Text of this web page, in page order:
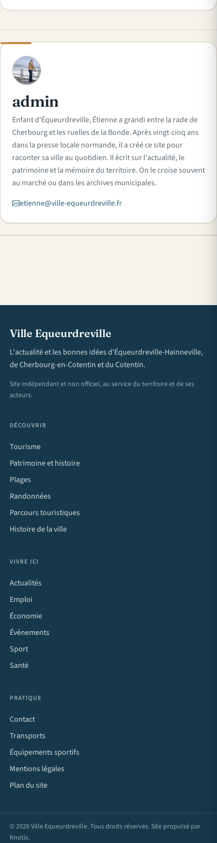
A
admin
Enfant d'Équeurdreville, Étienne a grandi entre la rade de
Cherbourg et les ruelles de la Bonde. Après vingt-cinq ans
dans la presse locale normande, il a créé ce site pour
raconter sa ville au quotidien. Il écrit sur l'actualité, le
patrimoine et la mémoire du territoire. On le croise souvent
au marché ou dans les archives municipales.
etienne@ville-equeurdreville.fr
Ville Equeurdreville
L'actualité et les bonnes idées d'Équeurdreville-Hainneville,
de Cherbourg-en-Cotentin et du Cotentin.
Site indépendant et non officiel, au service du territoire et de ses
acteurs.
DÉCOUVRIR
Tourisme
Patrimoine et histoire
Plages
Randonnées
Parcours touristiques
Histoire de la ville
VIVRE ICI
Actualités
Emploi
Économie
Événements
Sport
Santé
PRATIQUE
Contact
Transports
Équipements sportifs
Mentions légales
Plan du site
© 2026 Ville Equeurdreville. Tous droits réservés. Site propulsé par
Knotix.